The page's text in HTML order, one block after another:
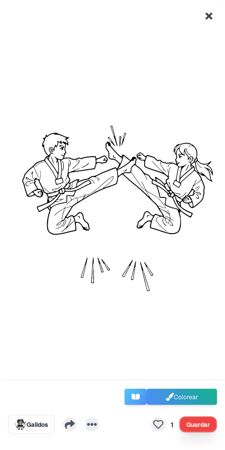
Colorear
Galidos 1 Guardar